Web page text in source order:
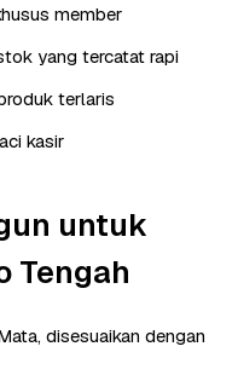
member
yang tercatat rapi
terlaris
kasir
untuk
Tengah
disesuaikan dengan